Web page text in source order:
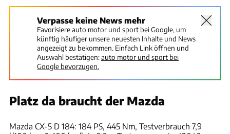
Verpasse keine News mehr
Favorisiere auto motor und sport bei Google, um
künftig häufiger unsere neuesten Inhalte und News
angezeigt zu bekommen. Einfach Link öffnen und
Auswahl bestätigen:auto motor und sport bei
Google bevorzugen.
Platz da braucht der Mazda
Mazda CX-5 D 184: 184 PS, 445 Nm, Testverbrauch 7,9